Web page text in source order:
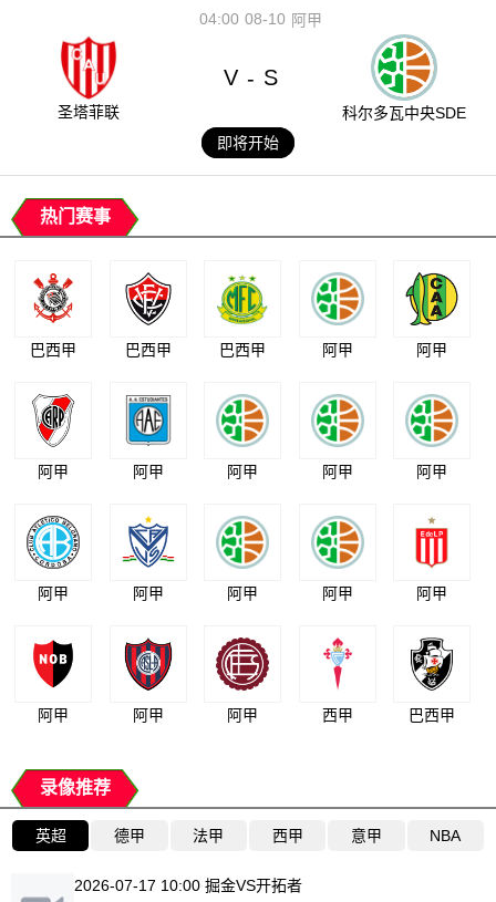
08-10
04:00 阿甲
圣塔菲联
V - S
科尔多瓦中央SDE
即将开始
热门赛事
巴西甲 巴西甲 巴西甲 阿甲 阿甲
阿甲 阿甲 阿甲 阿甲 阿甲
阿甲 阿甲 阿甲 阿甲 阿甲
阿甲 阿甲 阿甲 西甲 巴西甲
录像推荐
英超 德甲 法甲 西甲 意甲 NBA
2026-07-17 10:00 掘金VS开拓者